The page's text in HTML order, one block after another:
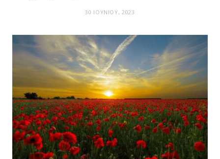
30 ΙΟΥΝΊΟΥ, 2023